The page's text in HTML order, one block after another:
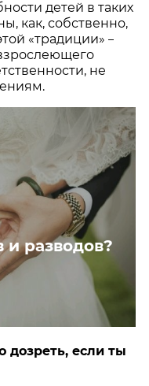
детей в таких
как, собственно,
«традиции»–
не
и разводов?
дозреть, если ты